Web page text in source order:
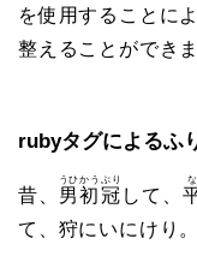
を使用することに
整えることができま
rubyタグによるふ
昔、 男初冠
うひかうぶり
して、
て、狩にいにけり。